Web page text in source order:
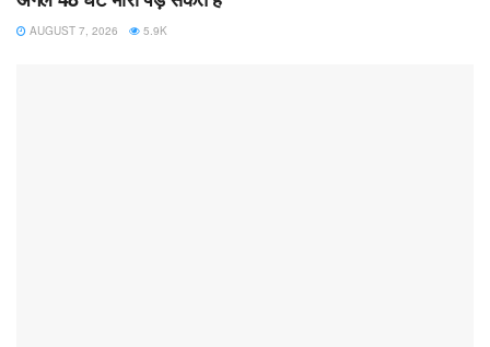
AUGUST 7, 2026 5.9K